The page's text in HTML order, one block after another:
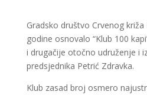
Gradsko društvo Crvenog križa
godine osnovalo “Klub 100
i drugačije otočno udruženje i
predsjednika Petrić Zdravka.
Klub zasad broj osmero